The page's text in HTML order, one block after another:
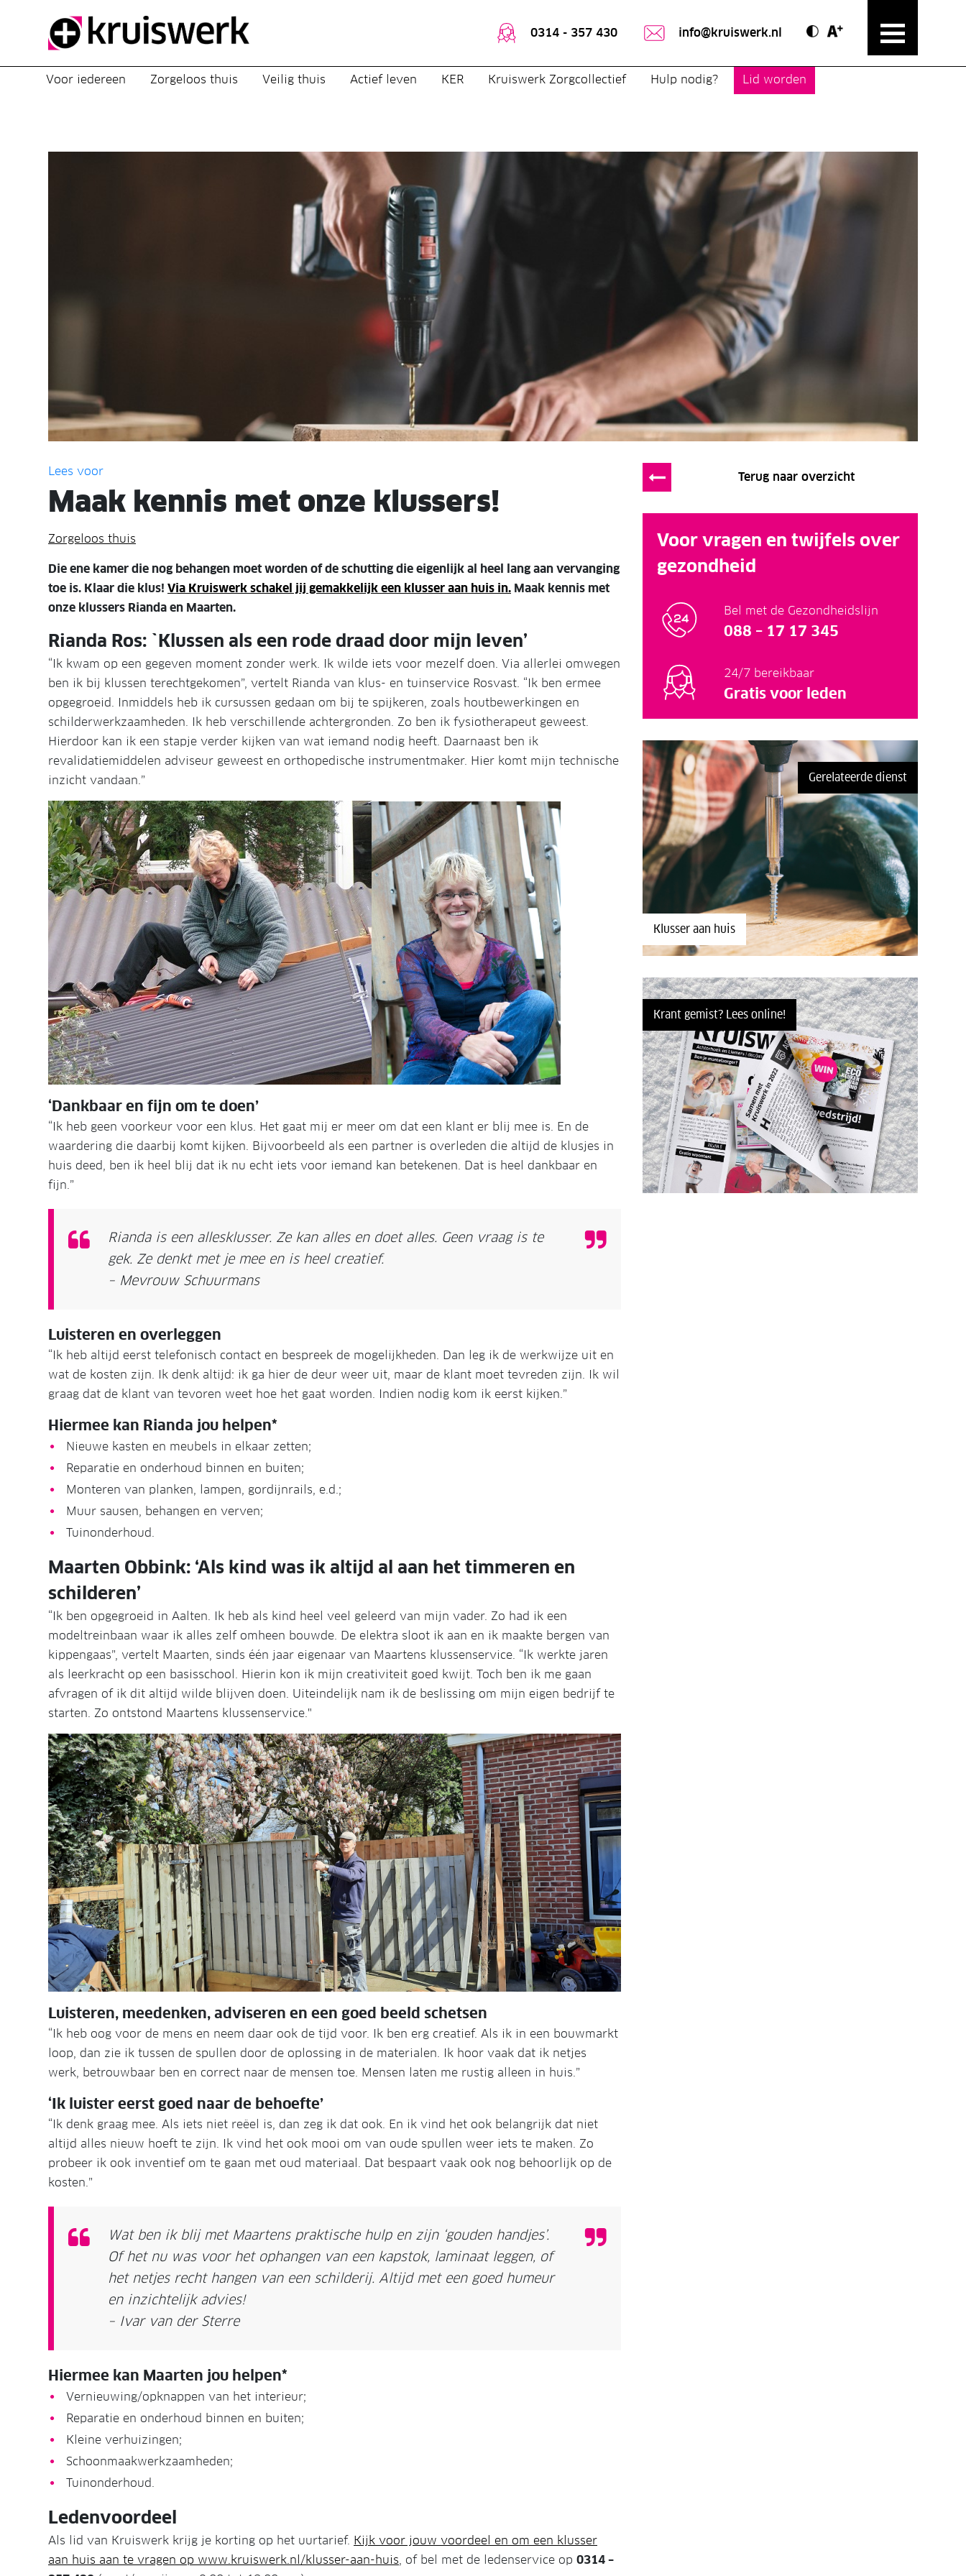
Direct door naar content 0314 - 357 430 info@kruiswerk.nl Contrast modus
Text vergroten
Voor iedereen Zorgeloos thuis Veilig thuis Actief leven KER Kruiswerk Zorgcollectief Hulp nodig? Lid worden
Lees voor
Maak kennis met onze klussers!
Zorgeloos thuis
Die ene kamer die nog behangen moet worden of de schutting die eigenlijk al heel lang aan vervanging
toe is. Klaar die klus! Via Kruiswerk schakel jij gemakkelijk een klusser aan huis in. Maak kennis met
onze klussers Rianda en Maarten.
Rianda Ros: `Klussen als een rode draad door mijn leven’
“Ik kwam op een gegeven moment zonder werk. Ik wilde iets voor mezelf doen. Via allerlei omwegen
ben ik bij klussen terechtgekomen”, vertelt Rianda van klus- en tuinservice Rosvast. “Ik ben ermee
opgegroeid. Inmiddels heb ik cursussen gedaan om bij te spijkeren, zoals houtbewerkingen en
schilderwerkzaamheden. Ik heb verschillende achtergronden. Zo ben ik fysiotherapeut geweest.
Hierdoor kan ik een stapje verder kijken van wat iemand nodig heeft. Daarnaast ben ik
revalidatiemiddelen adviseur geweest en orthopedische instrumentmaker. Hier komt mijn technische
inzicht vandaan.”
‘Dankbaar en fijn om te doen’
“Ik heb geen voorkeur voor een klus. Het gaat mij er meer om dat een klant er blij mee is. En de
waardering die daarbij komt kijken. Bijvoorbeeld als een partner is overleden die altijd de klusjes in
huis deed, ben ik heel blij dat ik nu echt iets voor iemand kan betekenen. Dat is heel dankbaar en
fijn.”
Rianda is een allesklusser. Ze kan alles en doet alles. Geen vraag is te
gek. Ze denkt met je mee en is heel creatief.
– Mevrouw Schuurmans
Luisteren en overleggen
“Ik heb altijd eerst telefonisch contact en bespreek de mogelijkheden. Dan leg ik de werkwijze uit en
wat de kosten zijn. Ik denk altijd: ik ga hier de deur weer uit, maar de klant moet tevreden zijn. Ik wil
graag dat de klant van tevoren weet hoe het gaat worden. Indien nodig kom ik eerst kijken.”
Hiermee kan Rianda jou helpen*
Nieuwe kasten en meubels in elkaar zetten;
Reparatie en onderhoud binnen en buiten;
Monteren van planken, lampen, gordijnrails, e.d.;
Muur sausen, behangen en verven;
Tuinonderhoud.
Maarten Obbink: ‘Als kind was ik altijd al aan het timmeren en
schilderen’
“Ik ben opgegroeid in Aalten. Ik heb als kind heel veel geleerd van mijn vader. Zo had ik een
modeltreinbaan waar ik alles zelf omheen bouwde. De elektra sloot ik aan en ik maakte bergen van
kippengaas”, vertelt Maarten, sinds één jaar eigenaar van Maartens klussenservice. “Ik werkte jaren
als leerkracht op een basisschool. Hierin kon ik mijn creativiteit goed kwijt. Toch ben ik me gaan
afvragen of ik dit altijd wilde blijven doen. Uiteindelijk nam ik de beslissing om mijn eigen bedrijf te
starten. Zo ontstond Maartens klussenservice."
Luisteren, meedenken, adviseren en een goed beeld schetsen
“Ik heb oog voor de mens en neem daar ook de tijd voor. Ik ben erg creatief. Als ik in een bouwmarkt
loop, dan zie ik tussen de spullen door de oplossing in de materialen. Ik hoor vaak dat ik netjes
werk, betrouwbaar ben en correct naar de mensen toe. Mensen laten me rustig alleen in huis.”
‘Ik luister eerst goed naar de behoefte’
“Ik denk graag mee. Als iets niet reëel is, dan zeg ik dat ook. En ik vind het ook belangrijk dat niet
altijd alles nieuw hoeft te zijn. Ik vind het ook mooi om van oude spullen weer iets te maken. Zo
probeer ik ook inventief om te gaan met oud materiaal. Dat bespaart vaak ook nog behoorlijk op de
kosten.”
Wat ben ik blij met Maartens praktische hulp en zijn ‘gouden handjes’.
Of het nu was voor het ophangen van een kapstok, laminaat leggen, of
het netjes recht hangen van een schilderij. Altijd met een goed humeur
en inzichtelijk advies!
– Ivar van der Sterre
Hiermee kan Maarten jou helpen*
Vernieuwing/opknappen van het interieur;
Reparatie en onderhoud binnen en buiten;
Kleine verhuizingen;
Schoonmaakwerkzaamheden;
Tuinonderhoud.
Ledenvoordeel
Als lid van Kruiswerk krijg je korting op het uurtarief. Kijk voor jouw voordeel en om een klusser
aan huis aan te vragen op www.kruiswerk.nl/klusser-aan-huis, of bel met de ledenservice op 0314 –
Terug naar overzicht
Voor vragen en twijfels over
gezondheid
Bel met de Gezondheidslijn
088 – 17 17 345
24/7 bereikbaar
Gratis voor leden
Gerelateerde dienst
Klusser aan huis
Krant gemist? Lees online!